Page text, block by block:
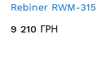
Rebiner RWM-315
9 210 ГРН